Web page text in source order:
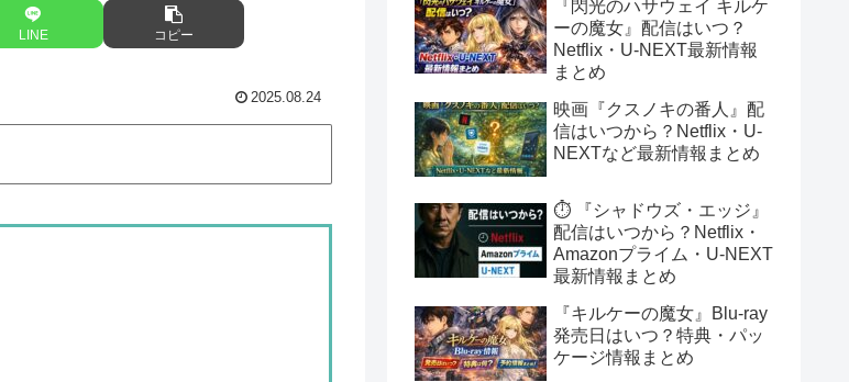
LINE コピー
2025.08.24
『閃光のハサウェイ キルケ
ーの魔女』配信はいつ？
Netflix・U-NEXT最新情報
まとめ
映画『クスノキの番人』配
信はいつから？Netflix・U-
NEXTなど最新情報まとめ
⏱️ 『シャドウズ・エッジ』
配信はいつから？Netflix・
Amazonプライム・U-NEXT
最新情報まとめ
『キルケーの魔女』Blu-ray
発売日はいつ？特典・パッ
ケージ情報まとめ